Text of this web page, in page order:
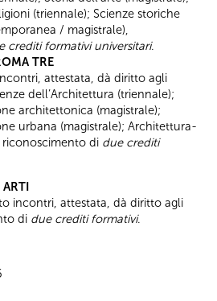
(triennale); Scienze storiche
/ magistrale),
crediti formativi universitari.
TRE
attestata, dà diritto agli
dell’Architettura (triennale);
architettonica (magistrale);
urbana (magistrale); Architettura-
riconoscimento di due crediti
ARTI
incontri, attestata, dà diritto agli
di due crediti formativi.